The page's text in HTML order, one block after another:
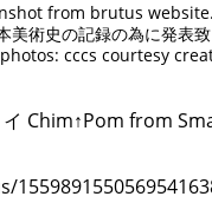
from brutus
美術史の記録の為に発
cccs courtesy
Chim↑Pom from